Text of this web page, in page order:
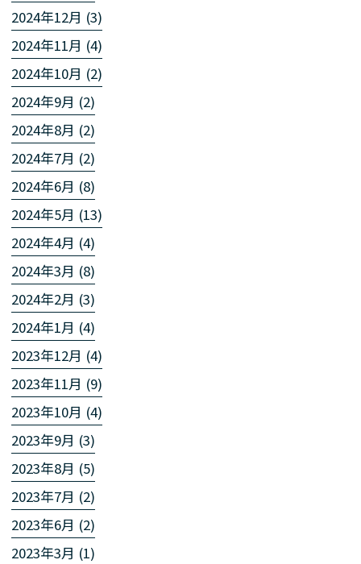
2024年12月 (3)
2024年11月 (4)
2024年10月 (2)
2024年9月 (2)
2024年8月 (2)
2024年7月 (2)
2024年6月 (8)
2024年5月 (13)
2024年4月 (4)
2024年3月 (8)
2024年2月 (3)
2024年1月 (4)
2023年12月 (4)
2023年11月 (9)
2023年10月 (4)
2023年9月 (3)
2023年8月 (5)
2023年7月 (2)
2023年6月 (2)
2023年3月 (1)